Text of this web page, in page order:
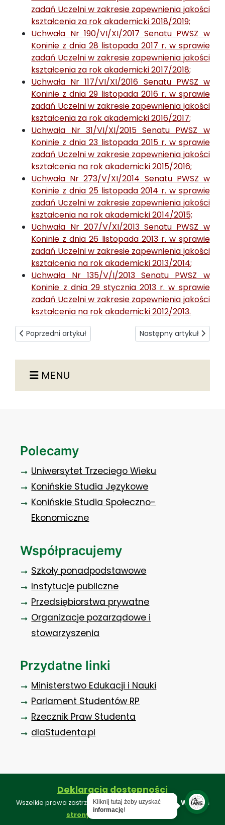
MENU
zadań Uczelni w zakresie zapewnienia jakości
kształcenia za rok akademicki 2018/2019;
Uchwała Nr 190/VI/XI/2017 Senatu PWSZ w
Koninie z dnia 28 listopada 2017 r. w sprawie
zadań Uczelni w zakresie zapewnienia jakości
kształcenia za rok akademicki 2017/2018;
Uchwała Nr 117/VI/XI/2016 Senatu PWSZ w
Koninie z dnia 29 listopada 2016 r. w sprawie
zadań Uczelni w zakresie zapewnienia jakości
kształcenia za rok akademicki 2016/2017;
Uchwała Nr 31/VI/XI/2015 Senatu PWSZ w
Koninie z dnia 23 listopada 2015 r. w sprawie
zadań Uczelni w zakresie zapewnienia jakości
kształcenia na rok akademicki 2015/2016;
Uchwała Nr 273/V/XI/2014 Senatu PWSZ w
Koninie z dnia 25 listopada 2014 r. w sprawie
zadań Uczelni w zakresie zapewnienia jakości
kształcenia na rok akademicki 2014/2015;
Uchwała Nr 207/V/XI/2013 Senatu PWSZ w
Koninie z dnia 26 listopada 2013 r. w sprawie
zadań Uczelni w zakresie zapewnienia jakości
kształcenia na rok akademicki 2013/2014;
Uchwała Nr 135/V/I/2013 Senatu PWSZ w
Koninie z dnia 29 stycznia 2013 r. w sprawie
zadań Uczelni w zakresie zapewnienia jakości
kształcenia na rok akademicki 2012/2013.
Poprzedni artykuł: Harmonogramy działań w zakresie
Poprzedni artykuł Następny artykuł:
Następny artykuł
Polecamy
Uniwersytet Trzeciego Wieku
Konińskie Studia Językowe
Konińskie Studia Społeczno-
Ekonomiczne
Współpracujemy
Szkoły ponadpodstawowe
Instytucje publiczne
Przedsiębiorstwa prywatne
Organizacje pozarządowe i
stowarzyszenia
Przydatne linki
Ministerstwo Edukacji i Nauki
Parlament Studentów RP
Rzecznik Praw Studenta
dlaStudenta.pl
Deklaracja dostępności
Wszelkie prawa zastrzeżone ©. Projekt i realizacja:Webkon
strony internetowe konin
Kliknij tutaj żeby uzyskać
informację!